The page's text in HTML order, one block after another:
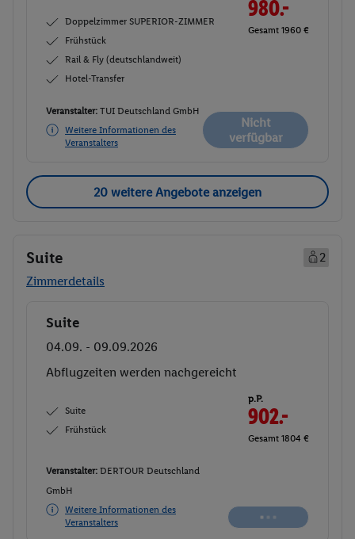
Doppelzimmer SUPERIOR-ZIMMER
Frühstück
Rail & Fly (deutschlandweit)
Hotel-Transfer
980.-
Gesamt 1960 €
Veranstalter: TUI Deutschland GmbH
Weitere Informationen des
Veranstalters
Nicht
verfügbar
20 weitere Angebote anzeigen
Suite
2
Zimmerdetails
Buchen
Suite
04.09. - 09.09.2026
Abflugzeiten werden nachgereicht
Suite
Frühstück
p.P.
902.-
Gesamt 1804 €
Veranstalter: DERTOUR Deutschland
GmbH
Weitere Informationen des
Veranstalters